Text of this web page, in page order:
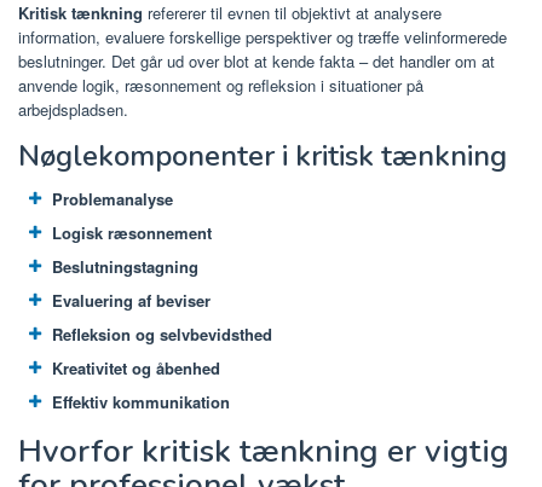
Kritisk tænkning refererer til evnen til objektivt at analysere
information, evaluere forskellige perspektiver og træffe velinformerede
beslutninger. Det går ud over blot at kende fakta – det handler om at
anvende logik, ræsonnement og refleksion i situationer på
arbejdspladsen.
Nøglekomponenter i kritisk tænkning
Problemanalyse
Logisk ræsonnement
Beslutningstagning
Evaluering af beviser
Refleksion og selvbevidsthed
Kreativitet og åbenhed
Effektiv kommunikation
Hvorfor kritisk tænkning er vigtig